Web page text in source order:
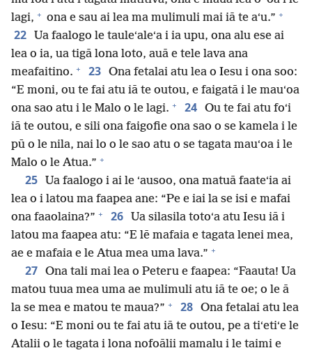
lagi, + ona e sau ai lea ma mulimuli mai iā te aʻu.” +
22
Ua faalogo le tauleʻaleʻa i ia upu, ona alu ese ai
lea o ia, ua tigā lona loto, auā e tele lava ana
meafaitino. + 23 Ona fetalai atu lea o Iesu i ona soo:
“E moni, ou te fai atu iā te outou, e faigatā i le mauʻoa
ona sao atu i le Malo o le lagi. + 24 Ou te fai atu foʻi
iā te outou, e sili ona faigofie ona sao o se kamela i le
pū o le nila, nai lo o le sao atu o se tagata mauʻoa i le
Malo o le Atua.” +
25
Ua faalogo i ai le ʻausoo, ona matuā faateʻia ai
lea o i latou ma faapea ane: “Pe e iai la se isi e mafai
ona faaolaina?” + 26
Ua silasila totoʻa atu Iesu iā i
latou ma faapea atu: “E lē mafaia e tagata lenei mea,
ae e mafaia e le Atua mea uma lava.” +
27 Ona tali mai lea o Peteru e faapea: “Faauta! Ua
matou tuua mea uma ae mulimuli atu iā te oe; o le ā
la se mea e matou te maua?” + 28 Ona fetalai atu lea
o Iesu: “E moni ou te fai atu iā te outou, pe a tiʻetiʻe le
Atalii o le tagata i lona nofoālii mamalu i le taimi e